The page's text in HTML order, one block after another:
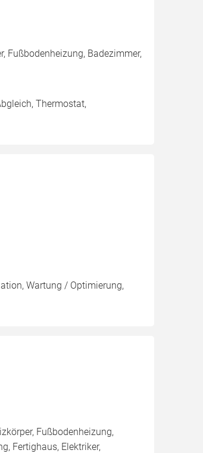
Fußbodenheizung, Badezimmer,
Thermostat,
Wartung / Optimierung,
Fußbodenheizung,
Fertighaus, Elektriker,